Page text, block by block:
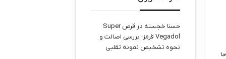
حسنا خجسته در
قرص Super
Vegadol قرمز؛ بررسی اصالت و
نحوه تشخیص نمونه تقلبی